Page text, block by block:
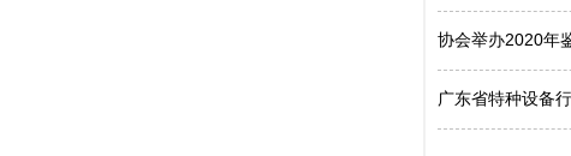
协会举办2020年
广东省特种设备